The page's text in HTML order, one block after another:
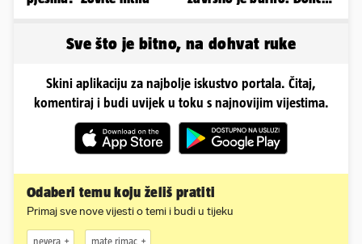
Sve što je bitno, na dohvat ruke
Skini aplikaciju za najbolje iskustvo portala. Čitaj,
komentiraj i budi uvijek u toku s najnovijim vijestima.
Odaberi temu koju želiš pratiti
Primaj sve nove vijesti o temi i budi u tijeku
nevera mate rimac